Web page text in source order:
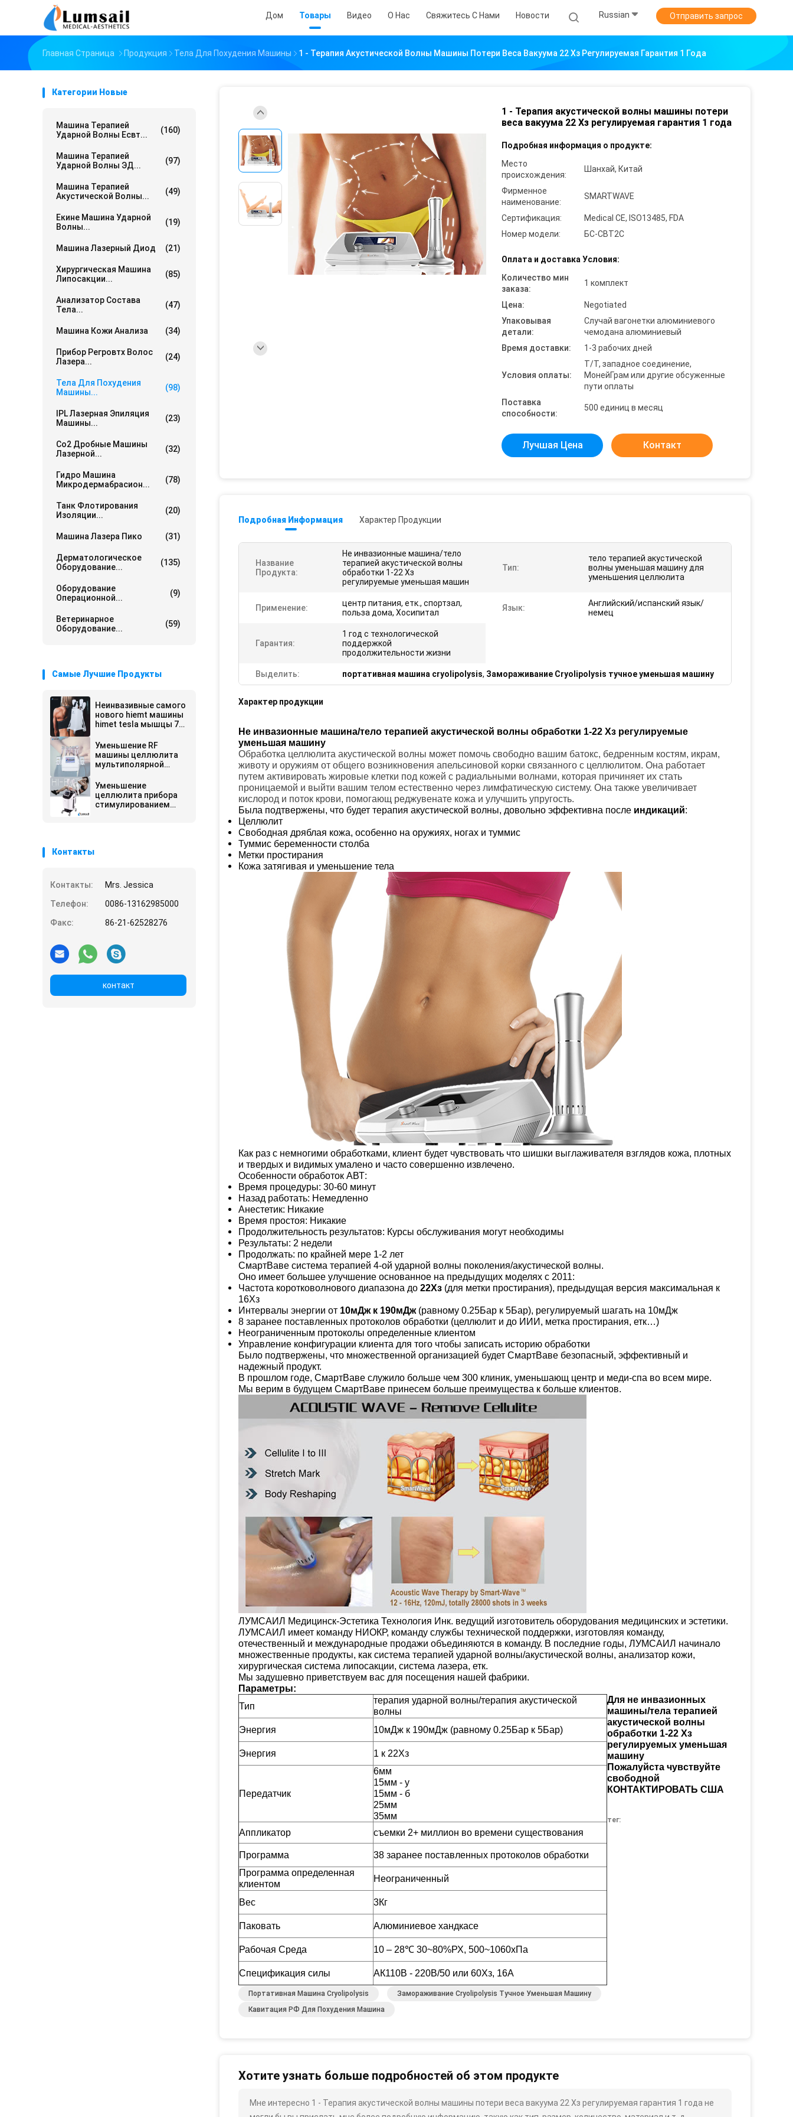
Дом Товары Видео О Нас Свяжитесь С Нами Новости Russian Отправить запрос
Главная Страница Продукция Тела Для Похудения Машины 1 - Терапия Акустической Волны Машины Потери Веса Вакуума 22 Хз Регулируемая Гарантия 1 Года
Категории Новые
Машина Терапией
Ударной Волны Есвт...
(160)
Машина Терапией
Ударной Волны ЭД...
(97)
Машина Терапией
Акустической Волны...
(49)
Екине Машина Ударной
Волны...
(19)
Машина Лазерный Диод (21)
Хирургическая Машина
Липосакции...
(85)
Анализатор Состава
Тела...
(47)
Машина Кожи Анализа (34)
Прибор Регровтх Волос
Лазера...
(24)
Тела Для Похудения
Машины...
(98)
IPL Лазерная Эпиляция
Машины...
(23)
Co2 Дробные Машины
Лазерной...
(32)
Гидро Машина
Микродермабрасион...
(78)
Танк Флотирования
Изоляции...
(20)
Машина Лазера Пико (31)
Дерматологическое
Оборудование...
(135)
Оборудование
Операционной...
(9)
Ветеринарное
Оборудование...
(59)
Самые Лучшие Продукты
Неинвазивные самого
нового hiemt машины
himet tesla мышцы 7
электромагнитные
уменьшают
Уменьшение RF
машины целлюлита
мультиполярной
Уменьшение
целлюлита прибора
стимулированием
Контакты
Контакты:
Mrs. Jessica
Телефон:
0086-13162985000
Факс:
86-21-62528276
контакт
1 - Терапия акустической волны машины потери
веса вакуума 22 Хз регулируемая гарантия 1 года
Подробная информация о продукте:
Место
происхождения:
Шанхай, Китай
Фирменное
наименование:
SMARTWAVE
Сертификация:
Medical CE, ISO13485, FDA
Номер модели:
БС-СВТ2С
Оплата и доставка Условия:
Количество мин
заказа:
1 комплект
Цена:
Negotiated
Упаковывая
детали:
Случай вагонетки алюминиевого
чемодана алюминиевый
Время доставки:
1-3 рабочих дней
Условия оплаты:
Т/Т, западное соединение,
МонейГрам или другие обсуженные
пути оплаты
Поставка
способности:
500 единиц в месяц
Лучшая Цена Контакт
Подробная Информация Характер Продукции
Название
Продукта:
Не инвазионные машина/тело
терапией акустической волны
обработки 1-22 Хз
регулируемые уменьшая машин
Тип:
тело терапией акустической
волны уменьшая машину для
уменьшения целлюлита
Применение:
центр питания, етк., спортзал,
польза дома, Хосипитал
Язык:
Английский/испанский язык/
немец
Гарантия:
1 год с технологической
поддержкой
продолжительности жизни
Выделить: портативная машина cryolipolysis, Замораживание Cryolipolysis тучное уменьшая машину
Характер продукции
Не инвазионные машина/тело терапией акустической волны обработки 1-22 Хз регулируемые
уменьшая машину
Обработка целлюлита акустической волны может помочь свободно вашим батокс, бедренным костям, икрам,
животу и оружиям от общего возникновения апельсиновой корки связанного с целлюлитом. Она работает
путем активировать жировые клетки под кожей с радиальными волнами, которая причиняет их стать
проницаемой и выйти вашим телом естественно через лимфатическую систему. Она также увеличивает
кислород и поток крови, помогающ реджувенате кожа и улучшить упругость.
Была подтвержены, что будет терапия акустической волны, довольно эффективна после индикаций:
Целлюлит
Свободная дряблая кожа, особенно на оружиях, ногах и туммис
Туммис беременности столба
Метки простирания
Кожа затягивая и уменьшение тела
Как раз с немногими обработками, клиент будет чувствовать что шишки выглаживателя взглядов кожа, плотных
и твердых и видимых умалено и часто совершенно извлечено.
Особенности обработок АВТ:
Время процедуры: 30-60 минут
Назад работать: Немедленно
Анестетик: Никакие
Время простоя: Никакие
Продолжительность результатов: Курсы обслуживания могут необходимы
Результаты: 2 недели
Продолжать: по крайней мере 1-2 лет
СмартВаве система терапией 4-ой ударной волны поколения/акустической волны.
Оно имеет большее улучшение основанное на предыдущих моделях с 2011:
Частота коротковолнового диапазона до 22Хз (для метки простирания), предыдущая версия максимальная к
16Хз
Интервалы энергии от 10мДж к 190мДж(равному 0.25Бар к 5Бар), регулируемый шагать на 10мДж
8 заранее поставленных протоколов обработки (целлюлит и до ИИИ, метка простирания, етк…)
Неограниченным протоколы определенные клиентом
Управление конфигурации клиента для того чтобы записать историю обработки
Было подтвержены, что множественной организацией будет СмартВаве безопасный, эффективный и
надежный продукт.
В прошлом годе, СмартВаве служило больше чем 300 клиник, уменьшающ центр и меди-спа во всем мире.
Мы верим в будущем СмартВаве принесем больше преимущества к больше клиентов.
ЛУМСАИЛ Медицинск-Эстетика Технология Инк. ведущий изготовитель оборудования медицинских и эстетики.
ЛУМСАИЛ имеет команду НИОКР, команду службы технической поддержки, изготовляя команду,
отечественный и международные продажи объединяются в команду. В последние годы, ЛУМСАИЛ начинало
множественные продукты, как система терапией ударной волны/акустической волны, анализатор кожи,
хирургическая система липосакции, система лазера, етк.
Мы задушевно приветствуем вас для посещения нашей фабрики.
Параметры:
Тип
терапия ударной волны/терапия акустической
волны
Энергия
10мДж к 190мДж (равному 0.25Бар к 5Бар)
Энергия 1 к 22Хз
Передатчик
6мм
15мм - у
15мм - б
25мм
35мм
Аппликатор
съемки 2+ миллион во времени существования
Программа
38 заранее поставленных протоколов обработки
Программа определенная
клиентом
Неограниченный
Вес 3Кг
Паковать Алюминиевое хандкасе
Рабочая Среда 10 – 28℃ 30~80%РХ, 500~1060хПа
Спецификация силы АК110В - 220В/50 или 60Хз, 16А
Для не инвазионных
машины/тела терапией
акустической волны
обработки 1-22 Хз
регулируемых уменьшая
машину
Пожалуйста чувствуйте
свободной
КОНТАКТИРОВАТЬ США
тег:
Портативная Машина Cryolipolysis
Замораживание Cryolipolysis Тучное Уменьшая Машину
Кавитация РФ Для Похудения Машина
Хотите узнать больше подробностей об этом продукте
Мне интересно 1 - Терапия акустической волны машины потери веса вакуума 22 Хз регулируемая гарантия 1 года не